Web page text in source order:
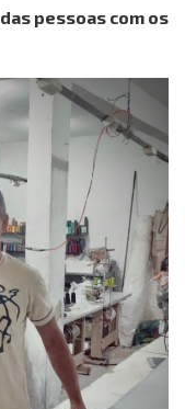
pessoas com os